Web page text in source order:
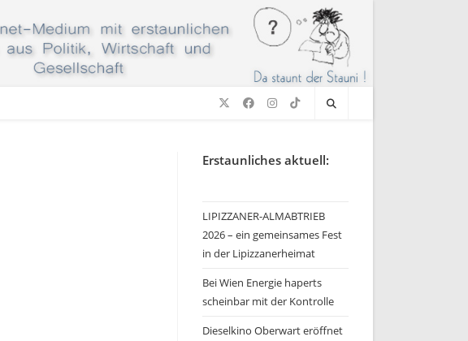
Erstaunliches aktuell:
LIPIZZANER-ALMABTRIEB
2026 – ein gemeinsames Fest
in der Lipizzanerheimat
Bei Wien Energie haperts
scheinbar mit der Kontrolle
Dieselkino Oberwart eröffnet